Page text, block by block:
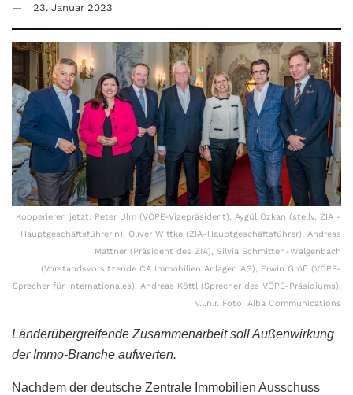
23. Januar 2023
Kooperieren jetzt: Peter Ulm (VÖPE-Vizepräsident), Aygül Özkan (stellv. ZIA -
Hauptgeschäftsführerin), Oliver Wittke (ZIA-Hauptgeschäftsführer), Andreas
Mattner (Präsident des ZIA), Silvia Schmitten-Walgenbach
(Vorstandsvorsitzende CA Immobilien Anlagen AG), Erwin Größ (VÖPE-
Sprecher für Internationales), Andreas Köttl (Sprecher des VÖPE-Präsidiums),
v.l.n.r. Foto: Alba Communications
Länderübergreifende Zusammenarbeit soll Außenwirkung
der Immo-Branche aufwerten.
Nachdem der deutsche Zentrale Immobilien Ausschuss